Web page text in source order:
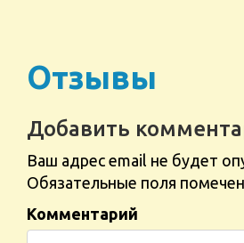
Отзывы
Добавить
Ваш адрес email не будет
Обязательные поля
Комментарий